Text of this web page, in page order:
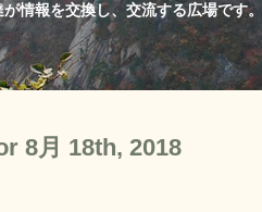
情報を交換し、交流する広場です。
8月 18th, 2018